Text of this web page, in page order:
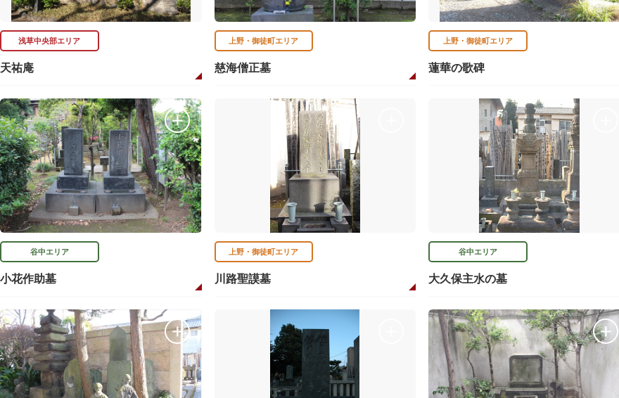
浅草中央部エリア
天祐庵
上野・御徒町エリア
慈海僧正墓
上野・御徒町エリア
蓮華の歌碑
谷中エリア
小花作助墓
上野・御徒町エリア
川路聖謨墓
谷中エリア
大久保主水の墓